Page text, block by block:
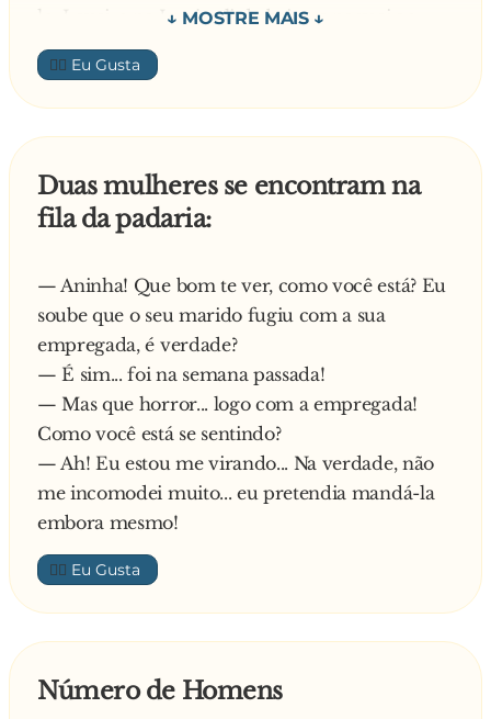
lo. Levei-o na Igreja ali de baixo e paguei ao
padre cinco mil Reais. Quando ele completou
um aninho, eu fui naquela outra lá de cima e
paguei trinta mil Reais para que meu
cachorrinho fizesse a primeira comunhão...
- Ora, meu filho! Por que não me disse logo que
o cachorro era católico?
👍🏼
Duas mulheres se encontram na
fila da padaria:
— Aninha! Que bom te ver, como você está? Eu
soube que o seu marido fugiu com a sua
empregada, é verdade?
— É sim... foi na semana passada!
— Mas que horror... logo com a empregada!
Como você está se sentindo?
— Ah! Eu estou me virando... Na verdade, não
me incomodei muito... eu pretendia mandá-la
embora mesmo!
👍🏼
Número de Homens